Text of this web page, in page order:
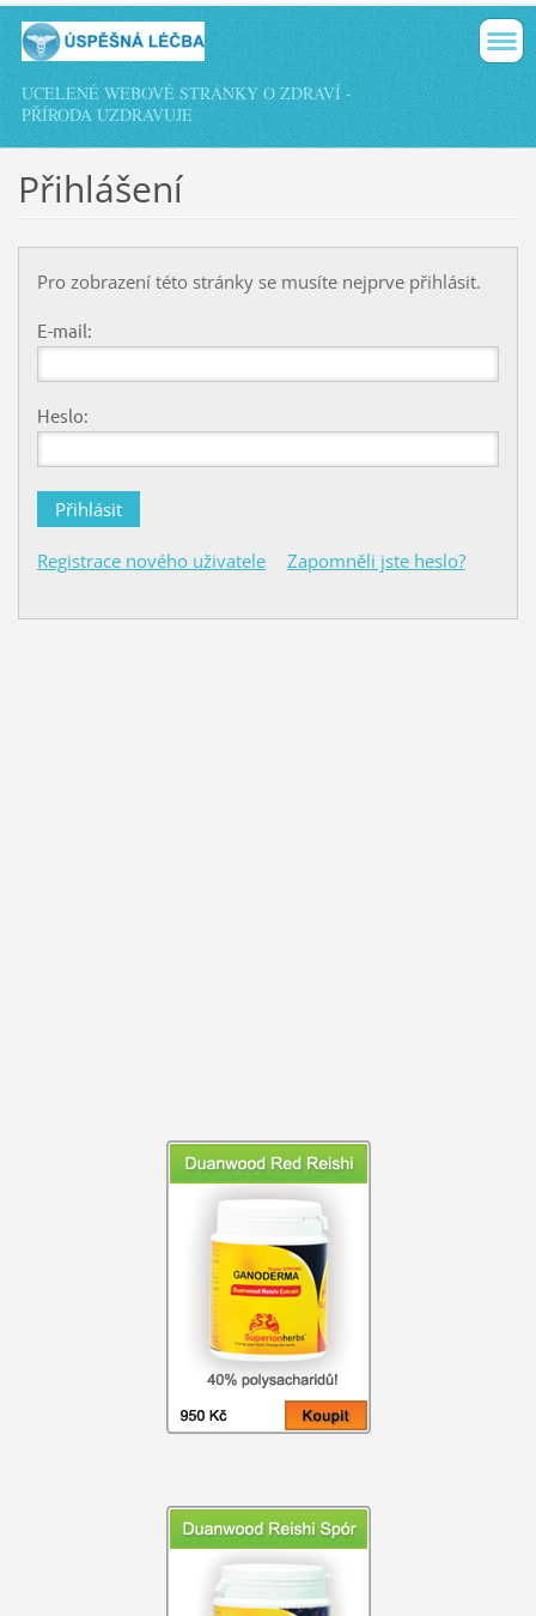
UCELENÉ WEBOVÉ STRÁNKY O ZDRAVÍ -
PŘÍRODA UZDRAVUJE
Přihlášení
Pro zobrazení této stránky se musíte nejprve přihlásit.
E-mail:
Heslo:
Registrace nového uživatele Zapomněli jste heslo?